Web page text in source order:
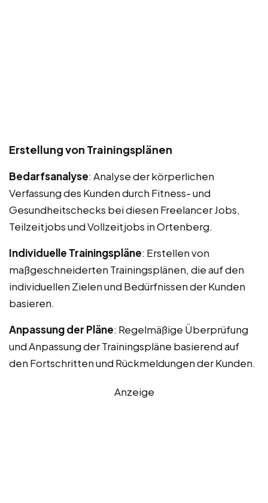
Erstellung von Trainingsplänen
Bedarfsanalyse: Analyse der körperlichen
Verfassung des Kunden durch Fitness- und
Gesundheitschecks bei diesen Freelancer Jobs,
Teilzeitjobs und Vollzeitjobs in Ortenberg.
Individuelle Trainingspläne: Erstellen von
maßgeschneiderten Trainingsplänen, die auf den
individuellen Zielen und Bedürfnissen der Kunden
basieren.
Anpassung der Pläne: Regelmäßige Überprüfung
und Anpassung der Trainingspläne basierend auf
den Fortschritten und Rückmeldungen der Kunden.
Anzeige